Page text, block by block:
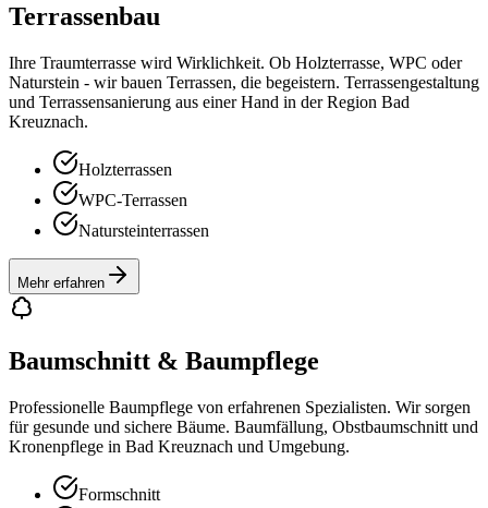
Terrassenbau
Ihre Traumterrasse wird Wirklichkeit. Ob Holzterrasse, WPC oder
Naturstein - wir bauen Terrassen, die begeistern. Terrassengestaltung
und Terrassensanierung aus einer Hand in der Region Bad
Kreuznach.
Holzterrassen
WPC-Terrassen
Natursteinterrassen
Mehr erfahren
Baumschnitt & Baumpflege
Professionelle Baumpflege von erfahrenen Spezialisten. Wir sorgen
für gesunde und sichere Bäume. Baumfällung, Obstbaumschnitt und
Kronenpflege in Bad Kreuznach und Umgebung.
Formschnitt